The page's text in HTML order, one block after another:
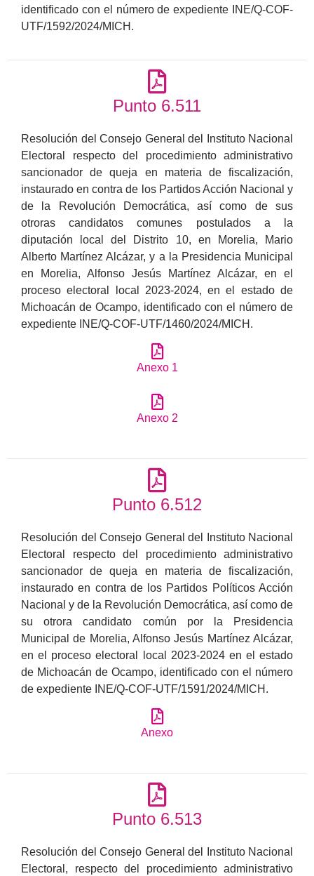
identificado con el número de expediente INE/Q-COF-
UTF/1592/2024/MICH.
Punto 6.511
Resolución del Consejo General del Instituto Nacional
Electoral respecto del procedimiento administrativo
sancionador de queja en materia de fiscalización,
instaurado en contra de los Partidos Acción Nacional y
de la Revolución Democrática, así como de sus
otroras candidatos comunes postulados a la
diputación local del Distrito 10, en Morelia, Mario
Alberto Martínez Alcázar, y a la Presidencia Municipal
en Morelia, Alfonso Jesús Martínez Alcázar, en el
proceso electoral local 2023-2024, en el estado de
Michoacán de Ocampo, identificado con el número de
expediente INE/Q-COF-UTF/1460/2024/MICH.
Anexo 1
Anexo 2
Punto 6.512
Resolución del Consejo General del Instituto Nacional
Electoral respecto del procedimiento administrativo
sancionador de queja en materia de fiscalización,
instaurado en contra de los Partidos Políticos Acción
Nacional y de la Revolución Democrática, así como de
su otrora candidato común por la Presidencia
Municipal de Morelia, Alfonso Jesús Martínez Alcázar,
en el proceso electoral local 2023-2024 en el estado
de Michoacán de Ocampo, identificado con el número
de expediente INE/Q-COF-UTF/1591/2024/MICH.
Anexo
Punto 6.513
Resolución del Consejo General del Instituto Nacional
Electoral, respecto del procedimiento administrativo